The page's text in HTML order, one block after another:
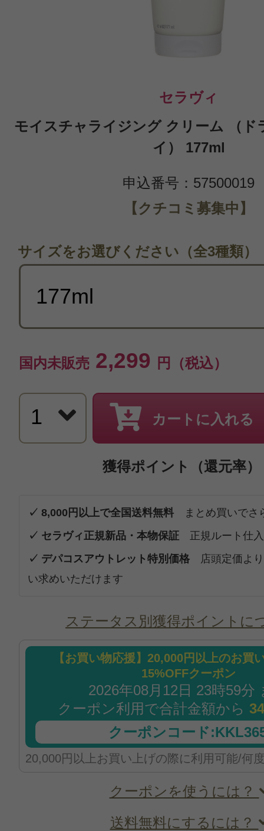
セラヴィ
モイスチャライジング クリーム （ド
イ） 177ml
申込番号：57500019
【クチコミ募集中】
サイズをお選びください（全3種類）
国内未販売 2,299 円（税込）
カートに入れる
獲得ポイント（還元率）
✓ 8,000円以上で全国送料無料 まとめ買いでさ
✓ セラヴィ正規新品・本物保証 正規ルート仕
✓ デパコスアウトレット特別価格 店頭定価よ
い求めいただけます
ステータス別獲得ポイントに
【お買い物応援】20,000円以上のお買
15%OFFクーポン
2026年08月12日 23時59分
クーポン利用で合計金額から
クーポンコード
20,000円以上お買い上げの際に利用可能/何
クーポンを使うには？
送料無料にするには？